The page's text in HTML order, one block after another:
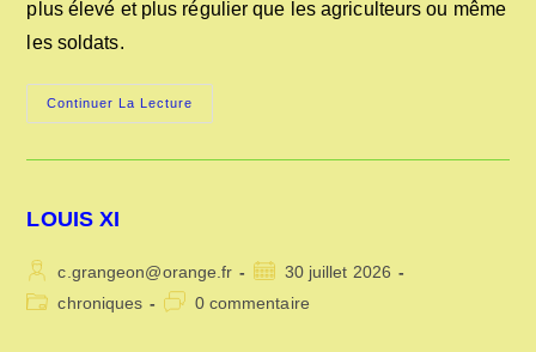
plus élevé et plus régulier que les agriculteurs ou même
les soldats.
Continuer La Lecture
L’APPRENTISSAGE
LOUIS XI
Auteur/autrice
de
c.grangeon@orange.fr
Publication
publiée :
30 juillet 2026
Postchroniques
Commentaires
0 commentaire